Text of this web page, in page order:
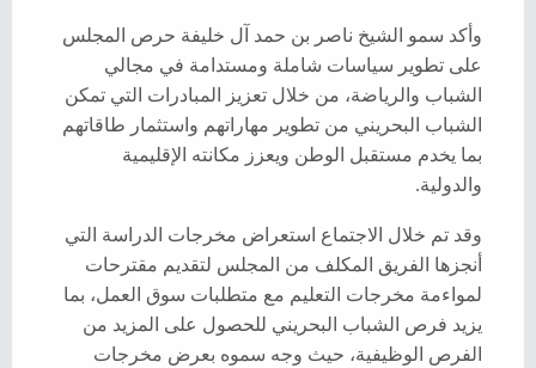
وأكد سمو الشيخ ناصر بن حمد آل خليفة حرص المجلس
على تطوير سياسات شاملة ومستدامة في مجالي
الشباب والرياضة، من خلال تعزيز المبادرات التي تمكن
الشباب البحريني من تطوير مهاراتهم واستثمار طاقاتهم
بما يخدم مستقبل الوطن ويعزز مكانته الإقليمية
والدولية.
وقد تم خلال الاجتماع استعراض مخرجات الدراسة التي
أنجزها الفريق المكلف من المجلس لتقديم مقترحات
لمواءمة مخرجات التعليم مع متطلبات سوق العمل، بما
يزيد فرص الشباب البحريني للحصول على المزيد من
الفرص الوظيفية، حيث وجه سموه بعرض مخرجات